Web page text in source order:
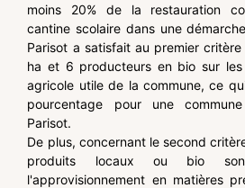
moins 20% de la restauration
cantine scolaire dans une
Parisot a satisfait au premier
ha et 6 producteurs en bio sur
agricole utile de la commune, ce
pourcentage pour une
Parisot.
De plus, concernant le second
produits locaux ou bio
l'approvisionnement en matières